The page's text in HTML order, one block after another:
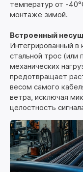
температур от -
монтаже зимой.
Встроенный
Интегрированный в
стальной трос (или
механических
предотвращает
весом самого
ветра, исключая
целостность